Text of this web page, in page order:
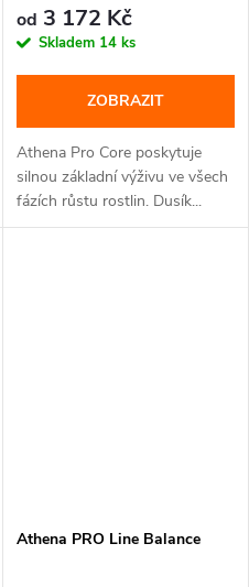
od 3 172 Kč
Skladem 14 ks
ZOBRAZIT
Athena Pro Core poskytuje
silnou základní výživu ve všech
fázích růstu rostlin. Dusík...
Athena PRO Line Balance